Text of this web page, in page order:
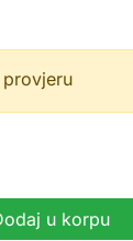
u korpu